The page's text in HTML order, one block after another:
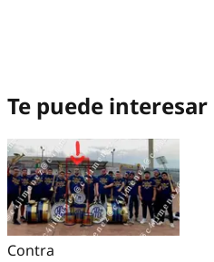
Te puede interesar
Contra